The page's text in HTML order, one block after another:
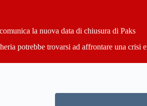
la nuova data di chiusura di Paks
potrebbe trovarsi ad affrontare una crisi